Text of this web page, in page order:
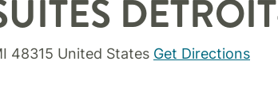
48315 United States Get Directions